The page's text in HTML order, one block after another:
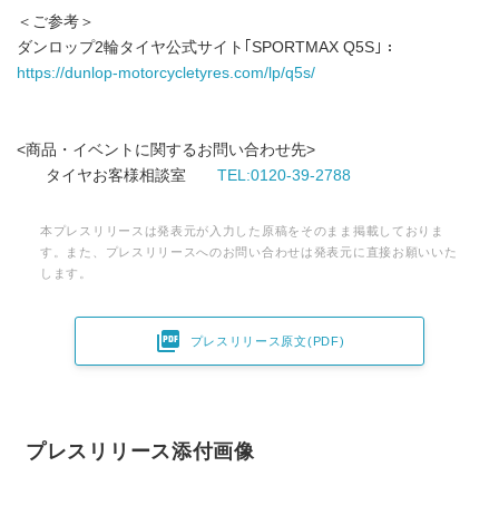
＜ご参考＞
ダンロップ2輪タイヤ公式サイト｢SPORTMAX Q5S｣：
https://dunlop-motorcycletyres.com/lp/q5s/
<商品・イベントに関するお問い合わせ先>
タイヤお客様相談室 TEL:0120-39-2788
本プレスリリースは発表元が入力した原稿をそのまま掲載しておりま
す。また、プレスリリースへのお問い合わせは発表元に直接お願いいた
します。
 プレスリリース原文(PDF)
プレスリリース添付画像